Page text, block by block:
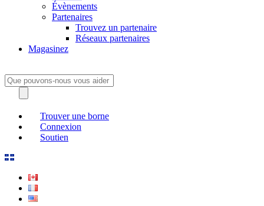
Évènements
Partenaires
Trouvez un partenaire
Réseaux partenaires
Magasinez
Trouver une borne
Connexion
Soutien